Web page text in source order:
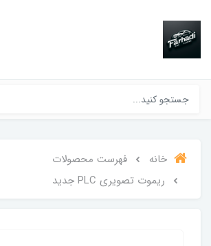
خانه
فهرست محصولات
ریموت تصویری PLC جدید